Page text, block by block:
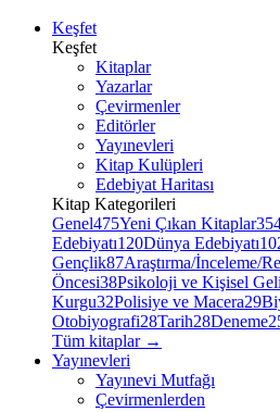
Keşfet
Keşfet
Kitaplar
Yazarlar
Çevirmenler
Editörler
Yayınevleri
Kitap Kulüpleri
Edebiyat Haritası
Kitap Kategorileri
Genel475Yeni Çıkan Kitaplar
Edebiyatı120Dünya Edebiyatı
Gençlik87Araştırma/İnceleme/
Öncesi38Psikoloji ve Kişisel
Kurgu32Polisiye ve Macera29
Otobiyografi28Tarih28Deneme
Tüm kitaplar →
Yayınevleri
Yayınevi Mutfağı
Çevirmenlerden